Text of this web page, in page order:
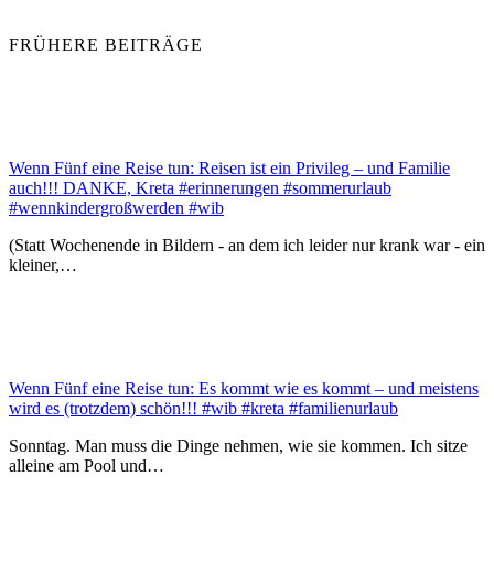
FRÜHERE BEITRÄGE
Wenn Fünf eine Reise tun: Reisen ist ein Privileg – und Familie
auch!!! DANKE, Kreta #erinnerungen #sommerurlaub
#wennkindergroßwerden #wib
(Statt Wochenende in Bildern - an dem ich leider nur krank war - ein
kleiner,…
Wenn Fünf eine Reise tun: Es kommt wie es kommt – und meistens
wird es (trotzdem) schön!!! #wib #kreta #familienurlaub
Sonntag. Man muss die Dinge nehmen, wie sie kommen. Ich sitze
alleine am Pool und…